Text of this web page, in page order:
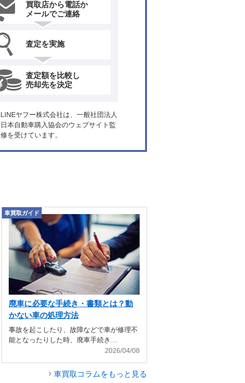
買取店から電話か
メールでご連絡
査定を実施
査定額を比較し
売却先を決定
LINEヤフー株式会社は、一般社団法人
日本自動車購入協会のウェブサイト監
修を受けています。
車買取ガイド
廃車に必要な手続き・書類とは？動
かない車の処理方法
事故を起こしたり、故障などで車が修理不
能となったりした時、廃車手続き…
2026/04/08
車買取コラムをもっと見る